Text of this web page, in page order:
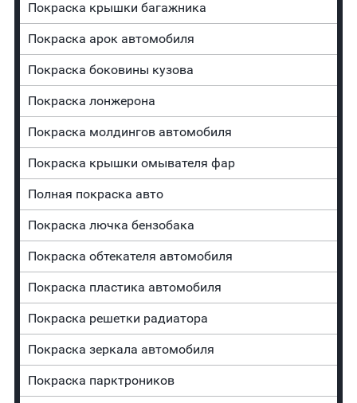
Покраска крышки багажника
Покраска арок автомобиля
Покраска боковины кузова
Покраска лонжерона
Покраска молдингов автомобиля
Покраска крышки омывателя фар
Полная покраска авто
Покраска лючка бензобака
Покраска обтекателя автомобиля
Покраска пластика автомобиля
Покраска решетки радиатора
Покраска зеркала автомобиля
Покраска парктроников